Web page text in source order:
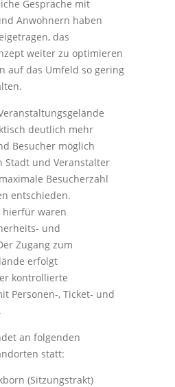
Gespräche mit
Anwohnern haben
das
weiter zu optimieren
auf das Umfeld so gering
deutlich mehr
Besucher möglich
Stadt und Veranstalter
Besucherzahl
entschieden.
hierfür waren
und
Zugang zum
erfolgt
kontrollierte
Personen-, Ticket- und
an folgenden
statt:
(Sitzungstrakt)